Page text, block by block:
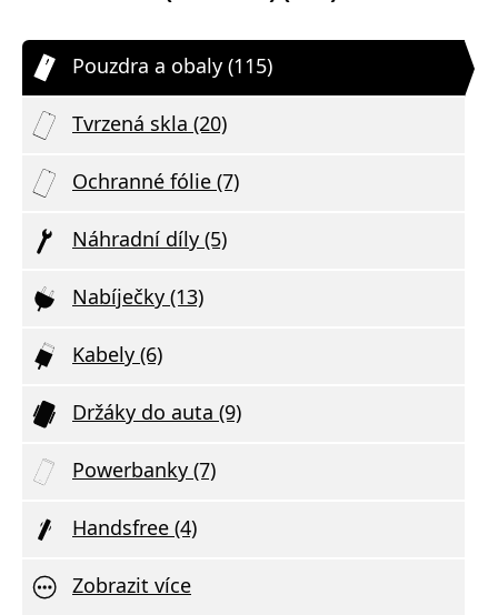
Pouzdra a obaly (115)
Tvrzená skla (20)
Ochranné fólie (7)
Náhradní díly (5)
Nabíječky (13)
Kabely (6)
Držáky do auta (9)
Powerbanky (7)
Handsfree (4)
Zobrazit více